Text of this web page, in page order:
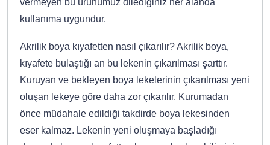
vermeyen bu ürünümüz dilediğiniz her alanda
kullanıma uygundur.
Akrilik boya kıyafetten nasıl çıkarılır? Akrilik boya,
kıyafete bulaştığı an bu lekenin çıkarılması şarttır.
Kuruyan ve bekleyen boya lekelerinin çıkarılması yeni
oluşan lekeye göre daha zor çıkarılır. Kurumadan
önce müdahale edildiği takdirde boya lekesinden
eser kalmaz. Lekenin yeni oluşmaya başladığı